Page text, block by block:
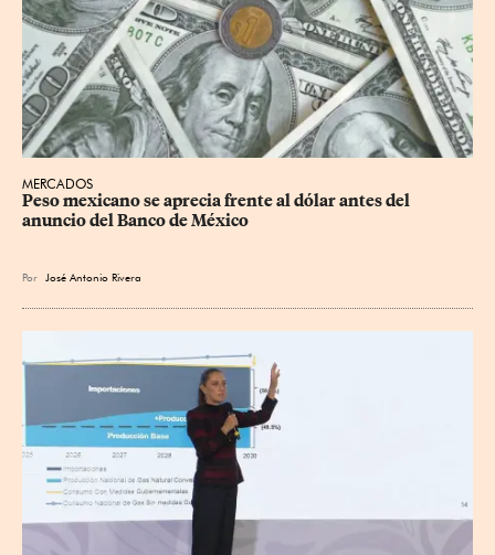
MERCADOS
Peso mexicano se aprecia frente al dólar antes del
anuncio del Banco de México
Por José Antonio Rivera